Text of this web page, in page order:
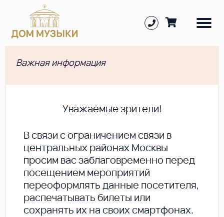
Важная информация
Уважаемые зрители!
В cвязи с ограничением связи в
центральных районах Москвы
просим вас заблаговременно перед
посещением мероприятий
переоформлять данные посетителя,
распечатывать билеты или
сохранять их на своих смартфонах.